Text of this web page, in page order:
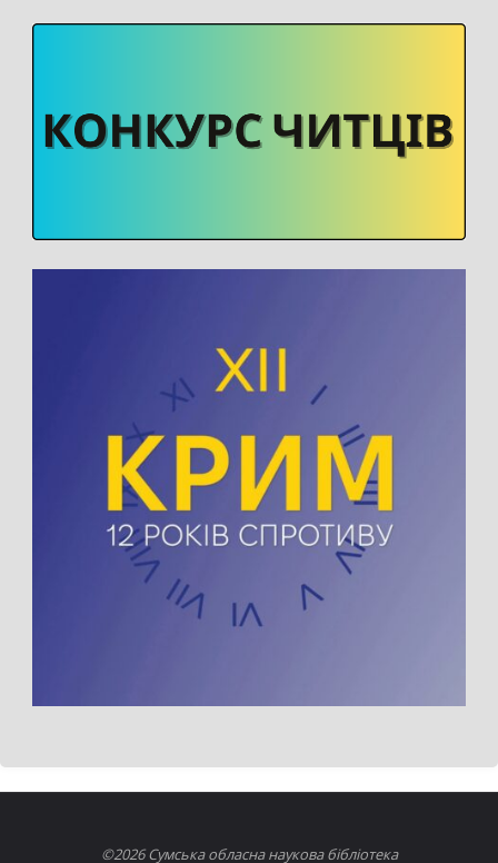
©2026 Сумська обласна наукова бібліотека